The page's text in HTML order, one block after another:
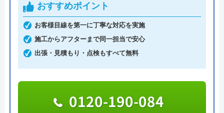
公式サイトを見る
第一住設のクチコミ on
5（1件のクチコミ）
※クチコミの内容について
高橋ま
おすすめポイント
お客様目線を第一に丁寧な対応を実施
施工からアフターまで同一担当で安心
出張・見積もり・点検もすべて無料
0120-190-084